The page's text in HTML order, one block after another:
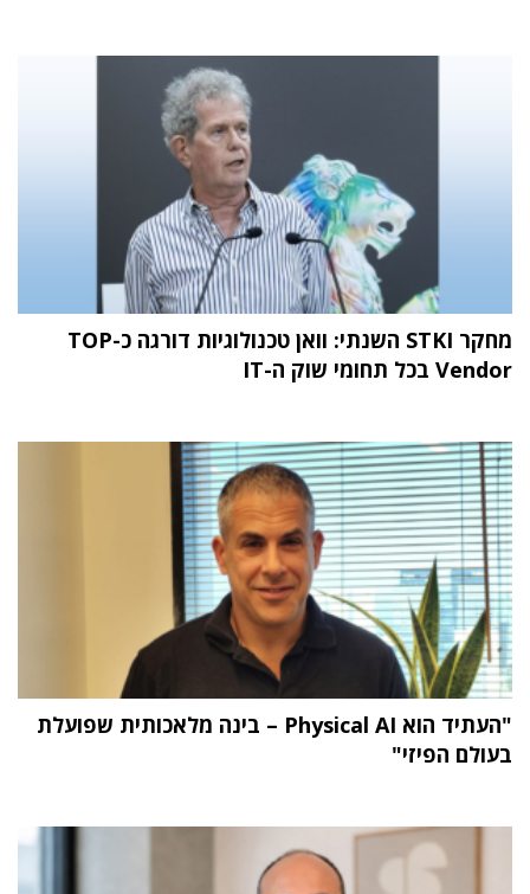
מחקר STKI השנתי: וואן טכנולוגיות דורגה כ-TOP
Vendor בכל תחומי שוק ה-IT
"העתיד הוא Physical AI – בינה מלאכותית שפועלת
בעולם הפיזי"